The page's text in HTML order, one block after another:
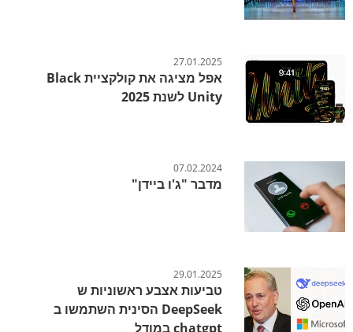
27.01.2025
אפל מציגה את קולקציית Black
Unity לשנת 2025
07.02.2024
מדבר "ג'ו ביידן"
29.01.2025
טביעות אצבע ראשוניות ש
DeepSeek הסינית השתמשו ב
chatgpt במודל